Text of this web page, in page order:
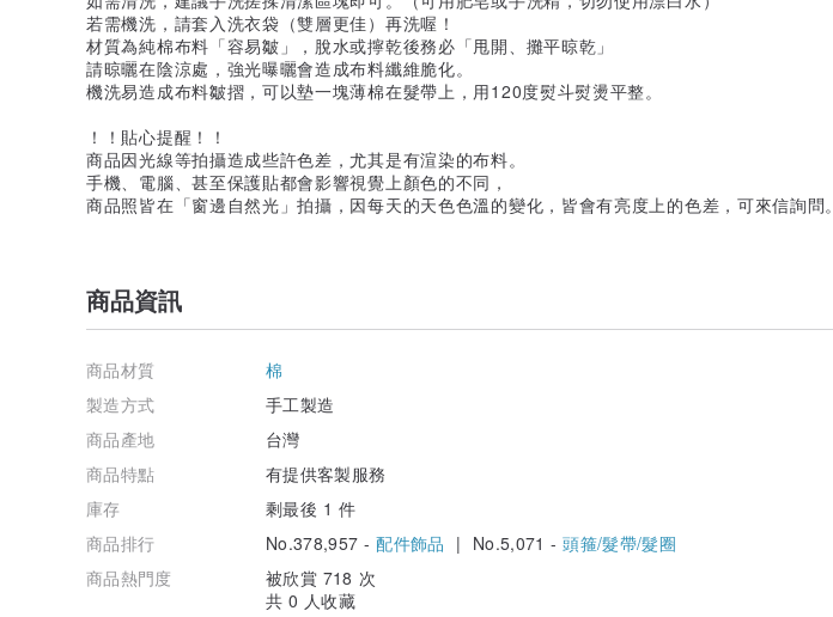
若需機洗，請套入洗衣袋（雙層更佳）再洗喔！
材質為純棉布料「容易皺」，脫水或擰乾後務必「甩開、攤平晾乾」
請晾曬在陰涼處，強光曝曬會造成布料纖維脆化。
機洗易造成布料皺摺，可以墊一塊薄棉在髮帶上，用120度熨斗熨燙平整。
！！貼心提醒！！
商品因光線等拍攝造成些許色差，尤其是有渲染的布料。
手機、電腦、甚至保護貼都會影響視覺上顏色的不同，
商品照皆在「窗邊自然光」拍攝，因每天的天色色溫的變化，皆會有亮度上的色差，可來信詢問。
商品資訊
商品材質
棉
製造方式
手工製造
商品產地
台灣
商品特點
有提供客製服務
庫存
剩最後 1 件
商品排行
No.378,957 -配件飾品 | No.5,071 -頭箍/髮帶/髮圈
商品熱門度
被欣賞 718 次
共 0 人收藏